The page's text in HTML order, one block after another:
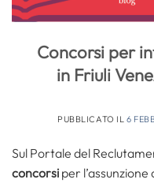
Concorsi per
in Friuli
PUBBLICATO IL 6
Sul Portale del
concorsi per l’assunzione